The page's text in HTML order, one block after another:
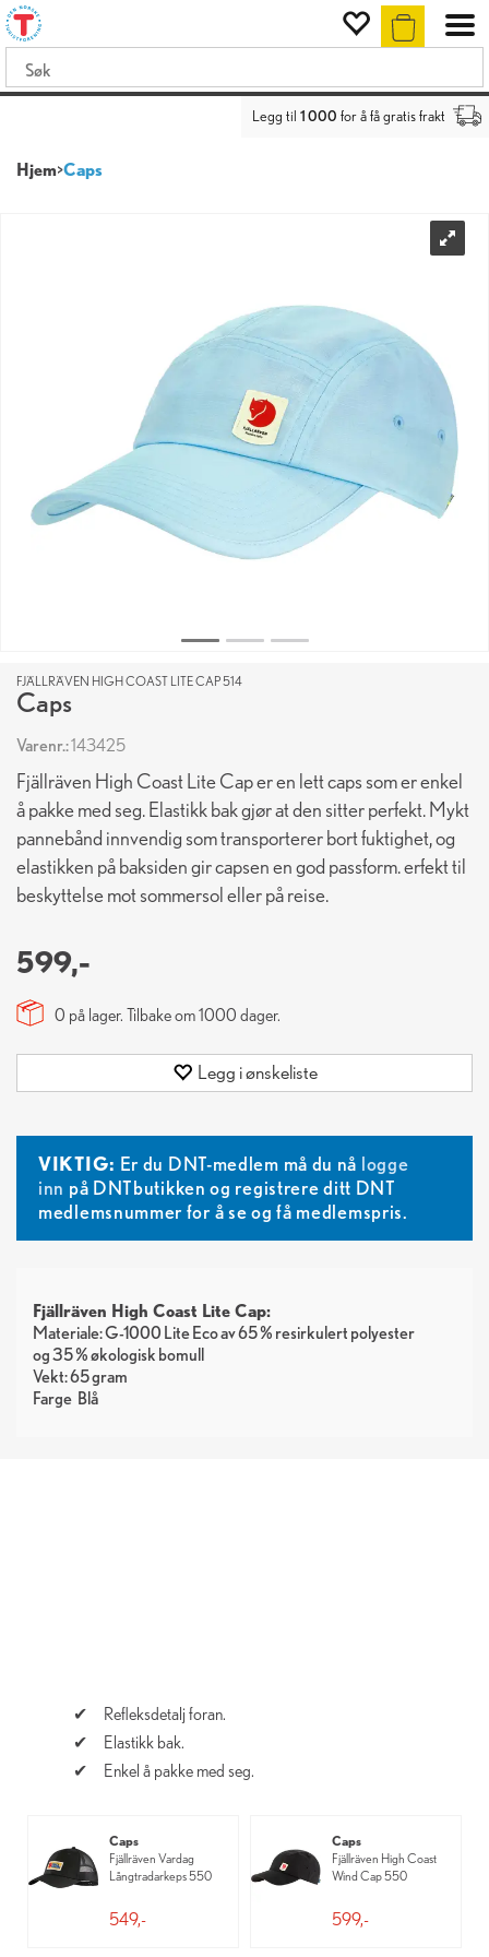
Legg til 1 000 for å få gratis frakt
Hjem>Caps
FJÄLLRÄVEN HIGH COAST LITE CAP 514
Caps
Varenr.:143425
Fjällräven High Coast Lite Cap er en lett caps som er enkel
å pakke med seg. Elastikk bak gjør at den sitter perfekt. Mykt
pannebånd innvendig som transporterer bort fuktighet, og
elastikken på baksiden gir capsen en god passform. erfekt til
beskyttelse mot sommersol eller på reise.
599,-
0 på lager. Tilbake om1000 dager.
Legg i ønskeliste
VIKTIG: Er du DNT-medlem må du nå logge
inn på DNTbutikken og registrere ditt DNT
medlemsnummer for å se og få medlemspris.
Fjällräven High Coast Lite Cap:
Materiale: G-1000 Lite Eco av 65 % resirkulert polyester
og 35 % økologisk bomull
Vekt: 65 gram
Farge Blå
Refleksdetalj foran.
Elastikk bak.
Enkel å pakke med seg.
Caps
Fjällräven Vardag
Långtradarkeps 550
549,-
Caps
Fjällräven High Coast
Wind Cap 550
599,-